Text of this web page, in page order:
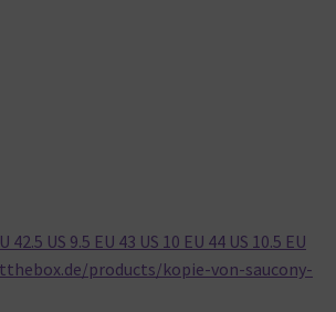
US 9.5 EU 43 US 10 EU 44 US 10.5 EU
products/kopie-von-saucony-